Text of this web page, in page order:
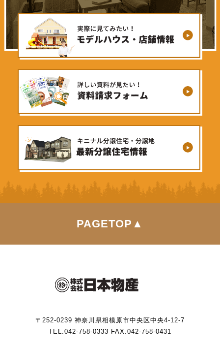
PAGETOP▲
〒252-0239 神奈川県相模原市中央区中央4-12-7
TEL.042-758-0333 FAX.042-758-0431